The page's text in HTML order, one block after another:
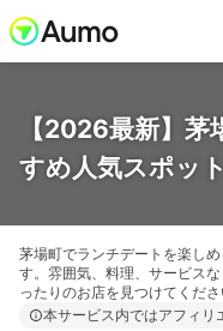
【2026最新】
すめ人気スポッ
茅場町でランチデートを楽し
す。雰囲気、料理、サービス
ったりのお店を見つけてくださ
本サービス内ではアフィリ